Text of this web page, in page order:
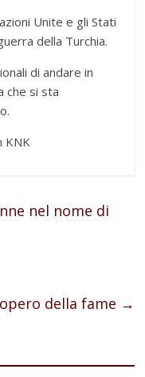
Unite e gli Stati
della Turchia.
di andare in
che si sta
KNK
nel nome di
della fame →